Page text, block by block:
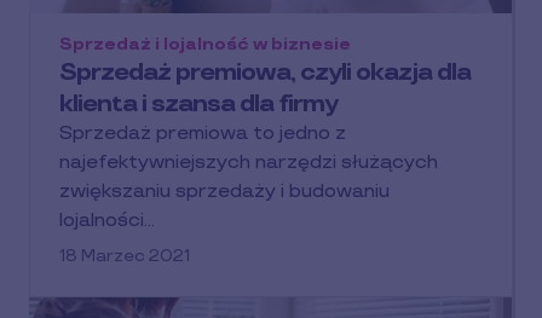
Sprzedaż premiowa, czyli okazja dla
klienta i szansa dla firmy
Sprzedaż i lojalność w biznesie
Sprzedaż premiowa to jedno z
najefektywniejszych narzędzi służących
zwiększaniu sprzedaży i budowaniu
lojalności…
18 Marzec 2021